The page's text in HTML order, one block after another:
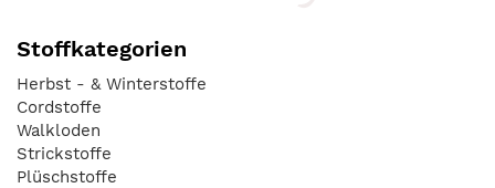
Stoffkategorien
Herbst - & Winterstoffe
Cordstoffe
Walkloden
Strickstoffe
Plüschstoffe